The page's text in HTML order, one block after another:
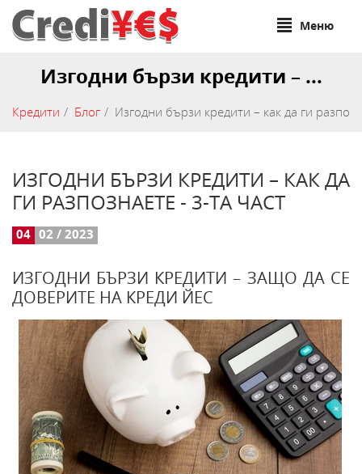
Меню
Изгодни бързи кредити – ...
Кредити Блог Изгодни бързи кредити – как да ги
ИЗГОДНИ БЪРЗИ КРЕДИТИ – КАК ДА
ГИ РАЗПОЗНАЕТЕ - 3-ТА ЧАСТ
04 02 / 2023
ИЗГОДНИ БЪРЗИ КРЕДИТИ – ЗАЩО ДА СЕ
ДОВЕРИТЕ НА КРЕДИ ЙЕС